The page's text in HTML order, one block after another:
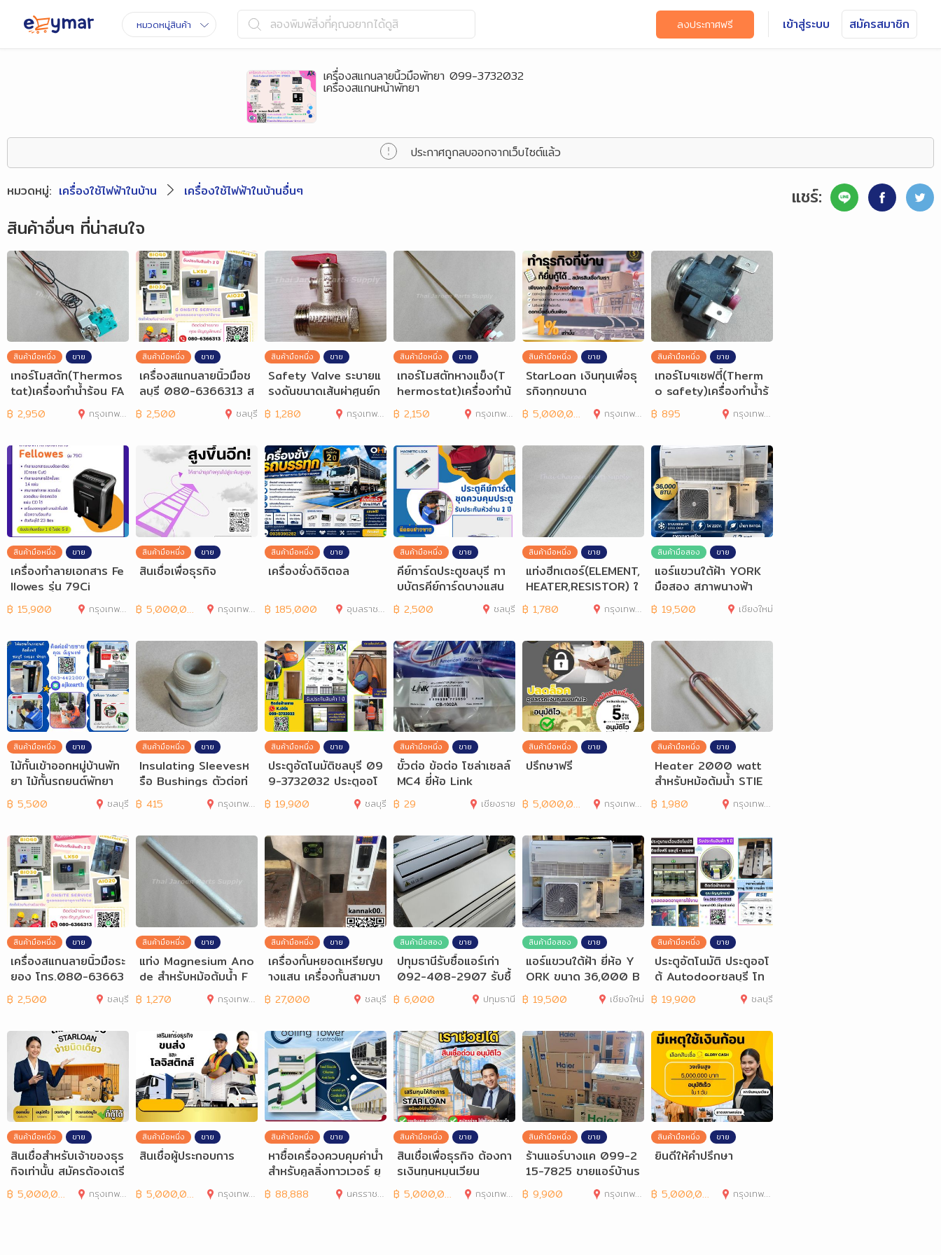
หมวดหมู่สินค้า ลองพิมพ์สิ่งที่คุณอยากได้ดูสิ ลงประกาศฟรี เข้าสู่ระบบ สมัครสมาชิก
เครื่องสแกนลายนิ้วมือพัทยา 099-3732032
เครื่องสแกนหน้าพัทยา
ประกาศถูกลบออกจากเว็บไซต์แล้ว
หมวดหมู่: เครื่องใช้ไฟฟ้าในบ้าน เครื่องใช้ไฟฟ้าในบ้านอื่นๆ
แชร์:
สินค้าอื่นๆ ที่น่าสนใจ
สินค้ามือหนึ่ง ขาย
เทอร์โมสตัท(Thermos
tat)เครื่องทำน้ำร้อน FA
GOR รุ่น 15 ลิตร,2
฿ 2,950 กรุงเทพมหานคร
สินค้ามือหนึ่ง ขาย
เครื่องสแกนลายนิ้วมือช
ลบุรี 080-6366313 ส
แกนนิ้วชลบุรี พัทยา
฿ 2,500 ชลบุรี
สินค้ามือหนึ่ง ขาย
Safety Valve ระบายแ
รงดันขนาดเส้นผ่าศูนย์ก
ลาง 4 หุน, 6หุน
฿ 1,280 กรุงเทพมหานคร
สินค้ามือหนึ่ง ขาย
เทอร์โมสตัทหางแข็ง(T
hermostat)เครื่องทำน้
ำร้อน STIEBEL
฿ 2,150 กรุงเทพมหานคร
สินค้ามือหนึ่ง ขาย
StarLoan เงินทุนเพื่อธุ
รกิจทุกขนาด
฿ 5,000,000 กรุงเทพมหานคร
สินค้ามือหนึ่ง ขาย
เทอร์โมฯเซฟตี้(Therm
o safety)เครื่องทำน้ำร้
อน FAGOR
฿ 895 กรุงเทพมหานคร
สินค้ามือหนึ่ง ขาย
เครื่องทำลายเอกสาร Fe
llowes รุ่น 79Ci
฿ 15,900 กรุงเทพมหานคร
สินค้ามือหนึ่ง ขาย
สินเชื่อเพื่อธุรกิจ
฿ 5,000,000 กรุงเทพมหานคร
สินค้ามือหนึ่ง ขาย
เครื่องชั่งดิจิตอล
฿ 185,000 อุบลราชธานี
สินค้ามือหนึ่ง ขาย
คีย์การ์ดประตูชลบุรี ทา
บบัตรคีย์การ์ดบางแสน
โทร.099-3732032
฿ 2,500 ชลบุรี
สินค้ามือหนึ่ง ขาย
แท่งฮีทเตอร์(ELEMENT,
HEATER,RESISTOR) ใ
ช้กับเครื่องทำน้ำร้อ
฿ 1,780 กรุงเทพมหานคร
สินค้ามือสอง ขาย
แอร์แขวนใต้ฝ้า YORK
มือสอง สภาพนางฟ้า
฿ 19,500 เชียงใหม่
สินค้ามือหนึ่ง ขาย
ไม้กั้นเข้าออกหมู่บ้านพัท
ยา ไม้กั้นรถยนต์พัทยา
063-4422007
฿ 5,500 ชลบุรี
สินค้ามือหนึ่ง ขาย
Insulating Sleevesห
รือ Bushings ตัวต่อท่
อน้ำเครื่องทำน้ำร้อน
฿ 415 กรุงเทพมหานคร
สินค้ามือหนึ่ง ขาย
ประตูอัตโนมัติชลบุรี 09
9-3732032 ประตูออโ
ต้ชลบุรี Autodoor
฿ 19,900 ชลบุรี
สินค้ามือหนึ่ง ขาย
ขั้วต่อ ข้อต่อ โซล่าเซลล์
MC4 ยี่ห้อ Link
฿ 29 เชียงราย
สินค้ามือหนึ่ง ขาย
ปรึกษาฟรี
฿ 5,000,000 กรุงเทพมหานคร
สินค้ามือหนึ่ง ขาย
Heater 2000 watt
สำหรับหม้อต้มน้ำ STIE
BEL
฿ 1,980 กรุงเทพมหานคร
สินค้ามือหนึ่ง ขาย
เครื่องสแกนลายนิ้วมือระ
ยอง โทร.080-63663
13 สแกนใบหน้าระยอง
฿ 2,500 ชลบุรี
สินค้ามือหนึ่ง ขาย
แท่ง Magnesium Ano
de สำหรับหม้อต้มน้ำ F
AGORและยี่ห้ออื่นๆ
฿ 1,270 กรุงเทพมหานคร
สินค้ามือหนึ่ง ขาย
เครื่องกั้นหยอดเหรียญบ
างแสน เครื่องกั้นสามขา
โทร.082-7057938
฿ 27,000 ชลบุรี
สินค้ามือสอง ขาย
ปทุมธานีรับซื้อแอร์เก่า
092-408-2907 รับซื้
อแอร์ลำลูกกา
฿ 6,000 ปทุมธานี
สินค้ามือสอง ขาย
แอร์แขวนใต้ฝ้า ยี่ห้อ Y
ORK ขนาด 36,000 B
TU.
฿ 19,500 เชียงใหม่
สินค้ามือหนึ่ง ขาย
ประตูอัตโนมัติ ประตูออโ
ต้ Autodoorชลบุรี โท
ร.082-7057938
฿ 19,900 ชลบุรี
สินค้ามือหนึ่ง ขาย
สินเชื่อสำหรับเจ้าของธุร
กิจเท่านั้น สมัครต้องเตรี
ยมเอกสารอะ
฿ 5,000,000 กรุงเทพมหานคร
สินค้ามือหนึ่ง ขาย
สินเชื่อผู้ประกอบการ
฿ 5,000,000 กรุงเทพมหานคร
สินค้ามือหนึ่ง ขาย
หาซื้อเครื่องควบคุมค่าน้ำ
สำหรับคูลลิ่งทาวเวอร์ ยุ
โรปแท้
฿ 88,888 นครราชสีมา
สินค้ามือหนึ่ง ขาย
สินเชื่อเพื่อธุรกิจ ต้องกา
รเงินทุนหมุนเวียน
฿ 5,000,000 กรุงเทพมหานคร
สินค้ามือหนึ่ง ขาย
ร้านแอร์บางแค 099-2
15-7825 ขายแอร์บ้านร
าคาส่งบางแค ฝั่งธน
฿ 9,900 กรุงเทพมหานคร
สินค้ามือหนึ่ง ขาย
ยินดีให้คำปรึกษา
฿ 5,000,000 กรุงเทพมหานคร